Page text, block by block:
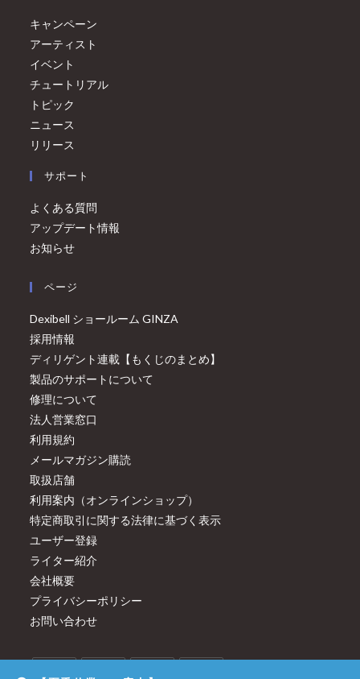
キャンペーン
アーティスト
イベント
チュートリアル
トピック
ニュース
リリース
サポート
よくある質問
アップデート情報
お知らせ
ページ
Dexibell ショールーム GINZA
採用情報
ディリゲント連載【もくじのまとめ】
製品のサポートについて
修理について
法人営業窓口
利用規約
メールマガジン購読
取扱店舗
利用案内（オンラインショップ）
特定商取引に関する法律に基づく表示
ユーザー登録
ライター紹介
会社概要
プライバシーポリシー
お問い合わせ